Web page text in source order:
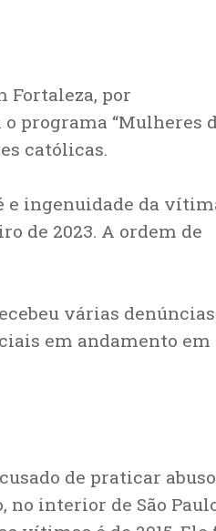
Fortaleza, por
programa “Mulheres
católicas.
e ingenuidade da
de 2023. A ordem de
várias
em andamento em
de praticar
interior de São